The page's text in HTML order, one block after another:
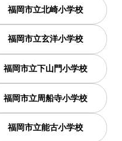
福岡市立北崎小学校
福岡市立玄洋小学校
福岡市立下山門小学校
福岡市立周船寺小学校
福岡市立能古小学校